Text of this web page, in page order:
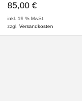
85,00 €
inkl. 19 % MwSt.
zzgl.Versandkosten